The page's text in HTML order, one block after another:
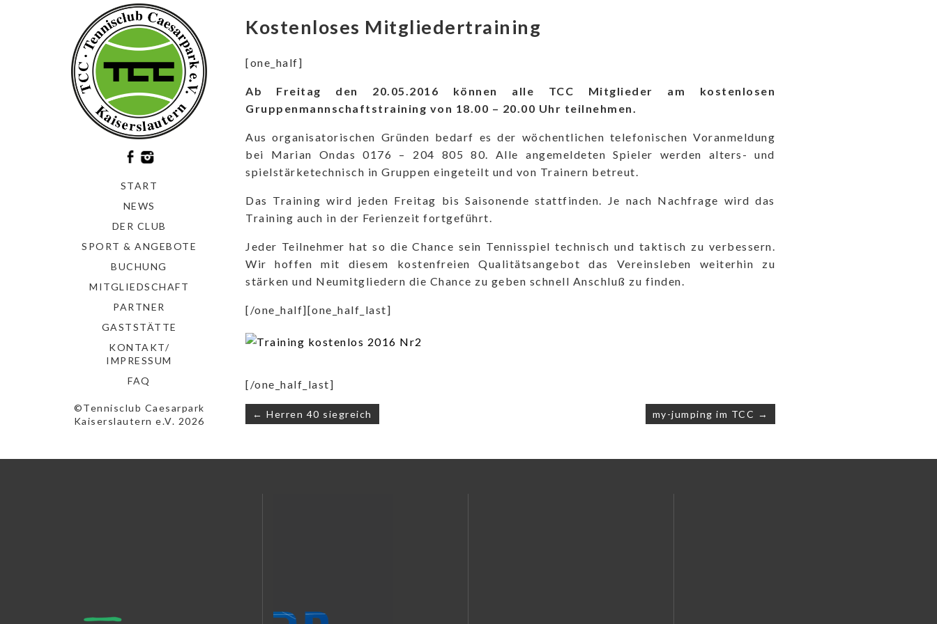
START
NEWS
DER CLUB
SPORT & ANGEBOTE
BUCHUNG
MITGLIEDSCHAFT
PARTNER
GASTSTÄTTE
KONTAKT/
IMPRESSUM
FAQ
©Tennisclub Caesarpark
Kaiserslautern e.V. 2026
Kostenloses Mitgliedertraining
[one_half]
Ab Freitag den 20.05.2016 können alle TCC Mitglieder am kostenlosen
Gruppenmannschaftstraining von 18.00 – 20.00 Uhr teilnehmen.
Aus organisatorischen Gründen bedarf es der wöchentlichen telefonischen Voranmeldung
bei Marian Ondas 0176 – 204 805 80. Alle angemeldeten Spieler werden alters- und
spielstärketechnisch in Gruppen eingeteilt und von Trainern betreut.
Das Training wird jeden Freitag bis Saisonende stattfinden. Je nach Nachfrage wird das
Training auch in der Ferienzeit fortgeführt.
Jeder Teilnehmer hat so die Chance sein Tennisspiel technisch und taktisch zu verbessern.
Wir hoffen mit diesem kostenfreien Qualitätsangebot das Vereinsleben weiterhin zu
stärken und Neumitgliedern die Chance zu geben schnell Anschluß zu finden.
[/one_half][one_half_last]
[/one_half_last]
Beitragsnavigation
← Herren 40 siegreich my-jumping im TCC →